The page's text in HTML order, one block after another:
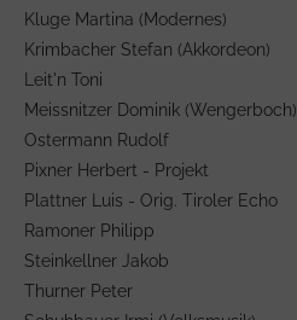
Kluge Martina (Modernes)
Krimbacher Stefan (Akkordeon)
Leit'n Toni
Meissnitzer Dominik (Wengerboch)
Ostermann Rudolf
Pixner Herbert - Projekt
Plattner Luis - Orig. Tiroler Echo
Ramoner Philipp
Steinkellner Jakob
Thurner Peter